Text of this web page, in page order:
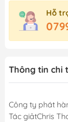
Hỗ
Thông tin chi
Công ty phát
Tác giảtChris